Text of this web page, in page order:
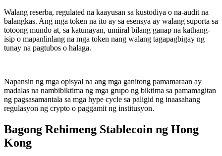
Walang reserba, regulated na kaayusan sa kustodiya o na-audit na
balangkas. Ang mga token na ito ay sa esensya ay walang suporta sa
totoong mundo at, sa katunayan, umiiral bilang ganap na kathang-
isip o mapanlinlang na mga token nang walang tagapagbigay ng
tunay na pagtubos o halaga.
Napansin ng mga opisyal na ang mga ganitong pamamaraan ay
madalas na nambibiktima ng mga grupo ng biktima sa pamamagitan
ng pagsasamantala sa mga hype cycle sa paligid ng inaasahang
regulasyon ng crypto o paggamit ng institusyon.
Bagong Rehimeng Stablecoin ng Hong
Kong